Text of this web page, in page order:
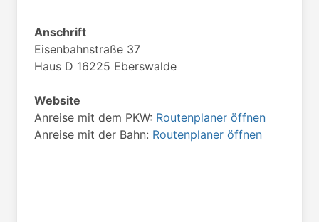
Anschrift
Eisenbahnstraße 37
Haus D 16225 Eberswalde
Website
Anreise mit dem PKW: Routenplaner öffnen
Anreise mit der Bahn: Routenplaner öffnen